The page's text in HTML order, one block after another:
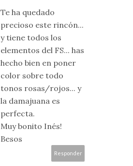
Te ha quedado
precioso este rincón...
y tiene todos los
elementos del FS... has
hecho bien en poner
color sobre todo
tonos rosas/rojos... y
la damajuana es
perfecta.
Muy bonito Inés!
Besos
Responder